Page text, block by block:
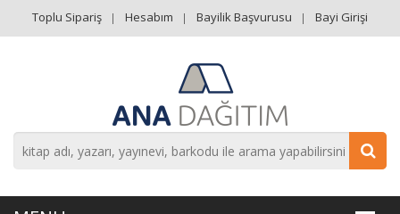
Toplu Sipariş Hesabım Bayilik Başvurusu Bayi Girişi